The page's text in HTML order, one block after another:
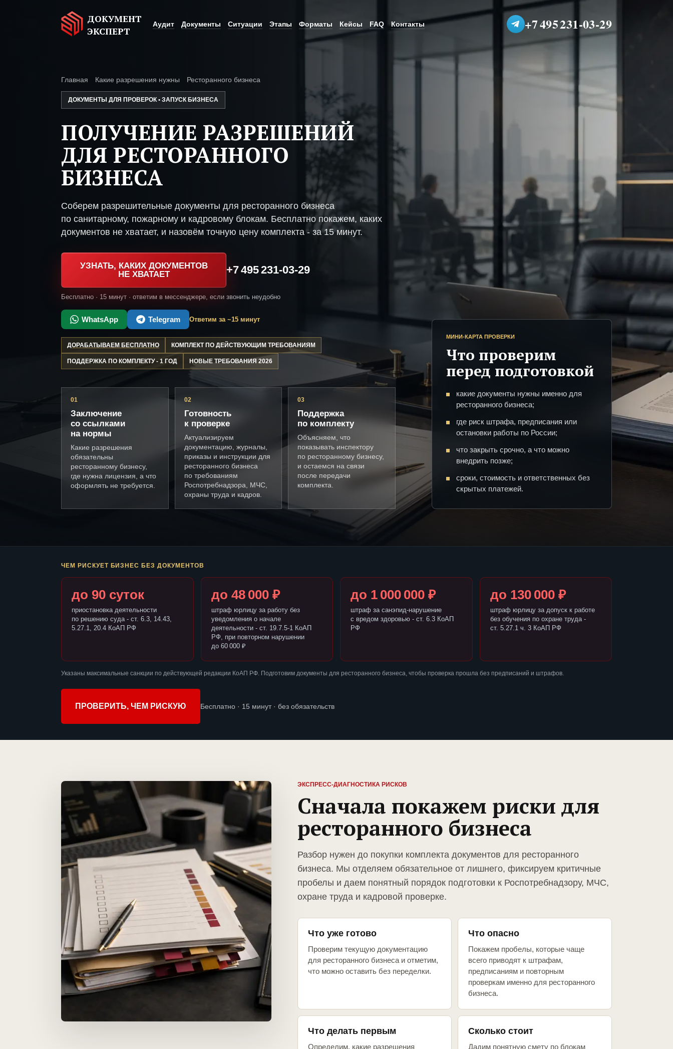
ДОКУМЕНТ
ЭКСПЕРТ
Аудит Документы Ситуации Этапы Форматы Кейсы FAQ Контакты +7 495 231-03-29
Главная Какие разрешения нужны Ресторанного бизнеса
ДОКУМЕНТЫ ДЛЯ ПРОВЕРОК • ЗАПУСК БИЗНЕСА
ПОЛУЧЕНИЕ РАЗРЕШЕНИЙ
ДЛЯ РЕСТОРАННОГО
БИЗНЕСА
Соберем разрешительные документы для ресторанного бизнеса
по санитарному, пожарному и кадровому блокам. Бесплатно покажем, каких
документов не хватает, и назовём точную цену комплекта - за 15 минут.
УЗНАТЬ, КАКИХ ДОКУМЕНТОВ
НЕ ХВАТАЕТ
+7 495 231-03-29
Бесплатно · 15 минут · ответим в мессенджере, если звонить неудобно
WhatsApp Telegram Ответим за ~15 минут
ДОРАБАТЫВАЕМ БЕСПЛАТНО КОМПЛЕКТ ПО ДЕЙСТВУЮЩИМ ТРЕБОВАНИЯМ
ПОДДЕРЖКА ПО КОМПЛЕКТУ - 1 ГОД НОВЫЕ ТРЕБОВАНИЯ 2026
01
Заключение
со ссылками
на нормы
Какие разрешения
обязательны
ресторанному бизнесу,
где нужна лицензия, а что
оформлять не требуется.
02
Готовность
к проверке
Актуализируем
документацию, журналы,
приказы и инструкции для
ресторанного бизнеса
по требованиям
Роспотребнадзора, МЧС,
охраны труда и кадров.
03
Поддержка
по комплекту
Объясняем, что
показывать инспектору
по ресторанному бизнесу,
и остаемся на связи
после передачи
комплекта.
МИНИ-КАРТА ПРОВЕРКИ
Что проверим
перед подготовкой
какие документы нужны именно для
ресторанного бизнеса;
где риск штрафа, предписания или
остановки работы по России;
что закрыть срочно, а что можно
внедрить позже;
сроки, стоимость и ответственных без
скрытых платежей.
ЧЕМ РИСКУЕТ БИЗНЕС БЕЗ ДОКУМЕНТОВ
до 90 суток
приостановка деятельности
по решению суда - ст. 6.3, 14.43,
5.27.1, 20.4 КоАП РФ
до 48 000 ₽
штраф юрлицу за работу без
уведомления о начале
деятельности - ст. 19.7.5-1 КоАП
РФ, при повторном нарушении
до 60 000 ₽
до 1 000 000 ₽
штраф за санэпид-нарушение
с вредом здоровью - ст. 6.3 КоАП
РФ
до 130 000 ₽
штраф юрлицу за допуск к работе
без обучения по охране труда -
ст. 5.27.1 ч. 3 КоАП РФ
Указаны максимальные санкции по действующей редакции КоАП РФ. Подготовим документы для ресторанного бизнеса, чтобы проверка прошла без предписаний и штрафов.
ПРОВЕРИТЬ, ЧЕМ РИСКУЮ Бесплатно · 15 минут · без обязательств
ЭКСПРЕСС-ДИАГНОСТИКА РИСКОВ
Сначала покажем риски для
ресторанного бизнеса
Разбор нужен до покупки комплекта документов для ресторанного
бизнеса. Мы отделяем обязательное от лишнего, фиксируем критичные
пробелы и даем понятный порядок подготовки к Роспотребнадзору, МЧС,
охране труда и кадровой проверке.
Что уже готово
Проверим текущую документацию
для ресторанного бизнеса и отметим,
что можно оставить без переделки.
Что опасно
Покажем пробелы, которые чаще
всего приводят к штрафам,
предписаниям и повторным
проверкам именно для ресторанного
бизнеса.
Что делать первым
Определим, какие разрешения
Сколько стоит
Дадим понятную смету по блокам